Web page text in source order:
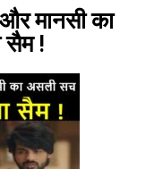
मानसी का
सैम !